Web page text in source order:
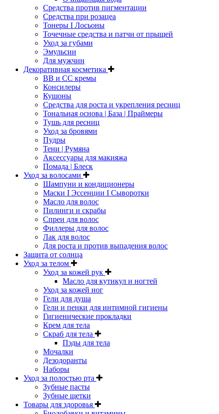
Средства против пигментации
Средства при розацеа
Тонеры I Лосьоны
Точечные средства и патчи от прыщей
Уход за губами
Эмульсии
Для мужчин
Декоративная косметика
ВВ и СС кремы
Консилеры
Кушоны
Средства для роста и укрепления ресниц
Тональная основа | База | Праймеры
Тушь для ресниц
Уход за бровями
Пудры
Тени | Румяна
Аксессуары для макияжа
Помада | Блеск
Уход за волосами
Шампуни и кондиционеры
Маски I Эссенции I Сыворотки
Масло для волос
Пилинги и скрабы
Спреи для волос
Филлеры для волос
Лак для волос
Для роста и против выпадения волос
Защита от солнца
Уход за телом
Уход за кожей рук
Масло для кутикул и ногтей
Уход за кожей ног
Гели для душа
Гели и пенки для интимной гигиены
Гигиенические прокладки
Крем для тела
Скраб для тела
Пэды для тела
Мочалки
Дезодоранты
Наборы
Уход за полостью рта
Зубные пасты
Зубные щетки
Товары для здоровья